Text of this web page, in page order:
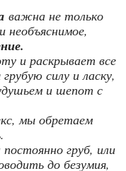
важна не только
необъяснимое,
и раскрывает все
силу и ласку,
и шепот с
мы обретаем
груб, или
до безумия,